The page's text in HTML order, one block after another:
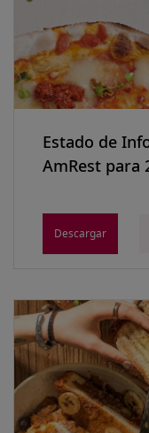
Estado de
AmRest para
Descargar